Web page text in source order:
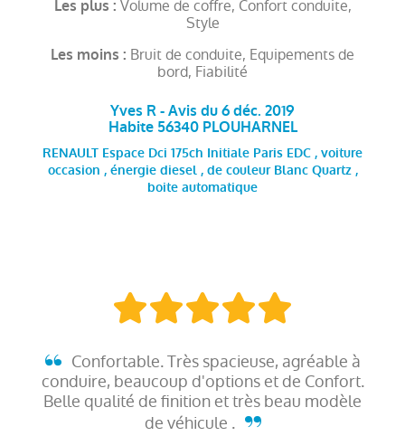
Les plus : Volume de coffre, Confort conduite,
Style
Les moins : Bruit de conduite, Equipements de
bord, Fiabilité
Yves R - Avis du 6 déc. 2019
Habite 56340 PLOUHARNEL
RENAULT Espace Dci 175ch Initiale Paris EDC , voiture
occasion , énergie diesel , de couleur Blanc Quartz ,
boite automatique
Confortable. Très spacieuse, agréable à
conduire, beaucoup d'options et de Confort.
Belle qualité de finition et très beau modèle
de véhicule .